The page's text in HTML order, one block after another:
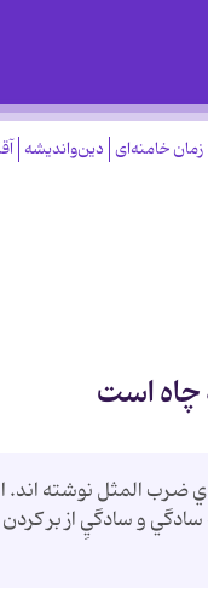
زمان خامنه‌ای دین‌واندیشه
است
ضرب المثل نوشته
و سادگيِ از بر